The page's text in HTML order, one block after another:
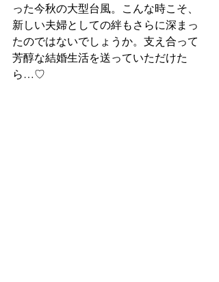
った今秋の大型台風。こんな時こそ、
新しい夫婦としての絆もさらに深まっ
たのではないでしょうか。支え合って
芳醇な結婚生活を送っていただけた
ら…♡